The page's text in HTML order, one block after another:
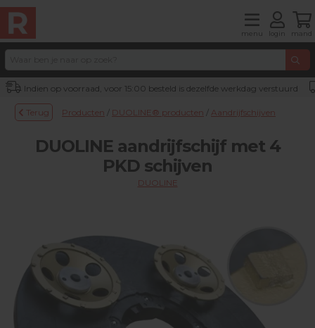
menu login mand
Indien op voorraad, voor 15:00 besteld is dezelfde werkdag verstuurd
Terug Producten / DUOLINE® producten / Aandrijfschijven
DUOLINE aandrijfschijf met 4
PKD schijven
DUOLINE